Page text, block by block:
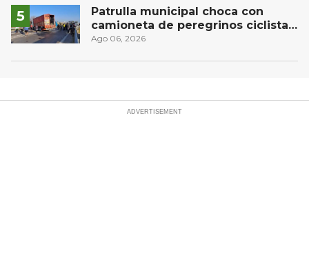
Patrulla municipal choca con
camioneta de peregrinos ciclistas
en la autopista México-Querétaro
Ago 06, 2026